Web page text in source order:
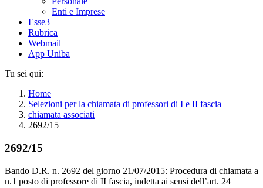
Enti e Imprese
Esse3
Rubrica
Webmail
App Uniba
Tu sei qui:
Home
Selezioni per la chiamata di professori di I e II fascia
chiamata associati
2692/15
2692/15
Bando D.R. n. 2692 del giorno 21/07/2015: Procedura di chiamata a
n.1 posto di professore di II fascia, indetta ai sensi dell’art. 24